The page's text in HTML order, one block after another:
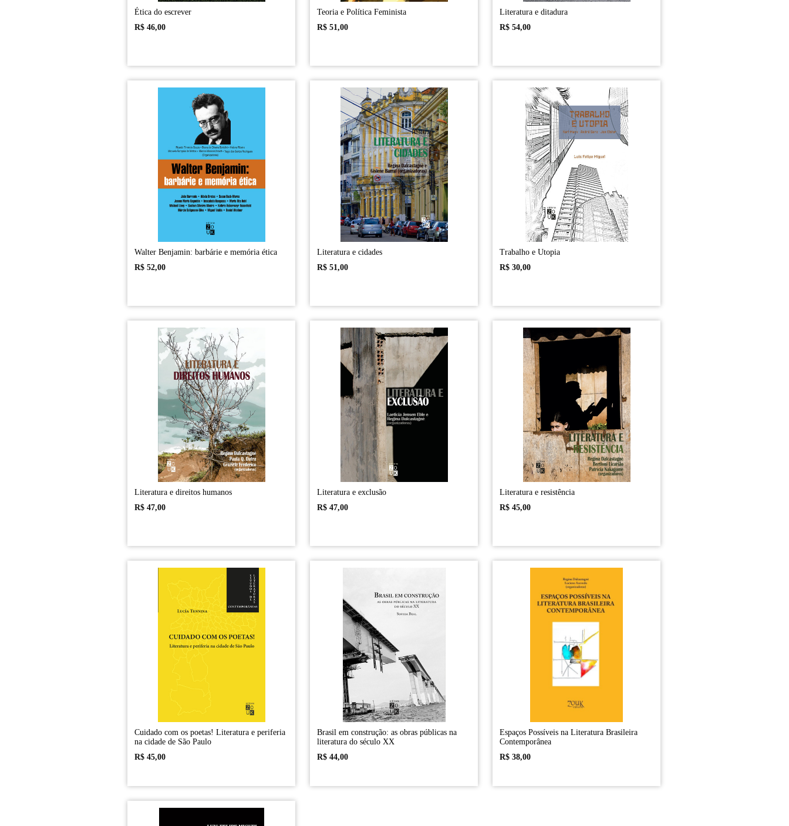
Ética do escrever
R$ 46,00
Teoria e Política Feminista
R$ 51,00
Literatura e ditadura
R$ 54,00
Walter Benjamin: barbárie e memória ética
R$ 52,00
Literatura e cidades
R$ 51,00
Trabalho e Utopia
R$ 30,00
Literatura e direitos humanos
R$ 47,00
Literatura e exclusão
R$ 47,00
Literatura e resistência
R$ 45,00
Cuidado com os poetas! Literatura e periferia
na cidade de São Paulo
R$ 45,00
Brasil em construção: as obras públicas na
literatura do século XX
R$ 44,00
Espaços Possíveis na Literatura Brasileira
Contemporânea
R$ 38,00